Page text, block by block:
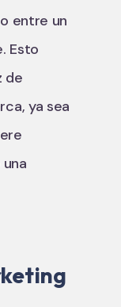
entre un
Esto
de
ya sea